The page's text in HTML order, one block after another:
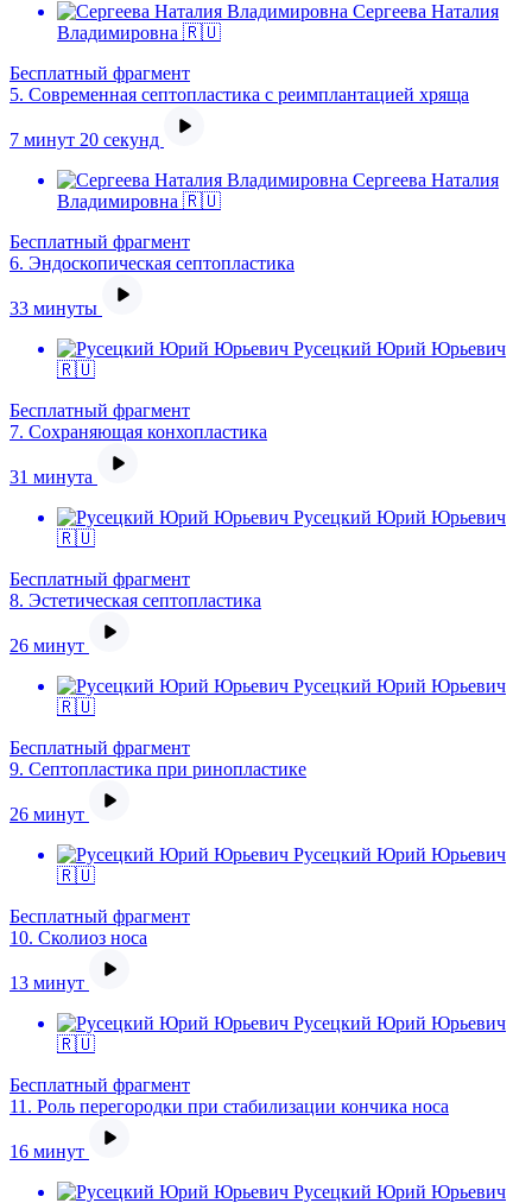
Сергеева Наталия
Владимировна 🇷🇺
Бесплатный фрагмент
5. Современная септопластика с реимплантацией хряща
7 минут 20 секунд
Сергеева Наталия
Владимировна 🇷🇺
Бесплатный фрагмент
6. Эндоскопическая септопластика
33 минуты
Русецкий Юрий Юрьевич
🇷🇺
Бесплатный фрагмент
7. Сохраняющая конхопластика
31 минута
Русецкий Юрий Юрьевич
🇷🇺
Бесплатный фрагмент
8. Эстетическая септопластика
26 минут
Русецкий Юрий Юрьевич
🇷🇺
Бесплатный фрагмент
9. Септопластика при ринопластике
26 минут
Русецкий Юрий Юрьевич
🇷🇺
Бесплатный фрагмент
10. Сколиоз носа
13 минут
Русецкий Юрий Юрьевич
🇷🇺
Бесплатный фрагмент
11. Роль перегородки при стабилизации кончика носа
16 минут
Русецкий Юрий Юрьевич